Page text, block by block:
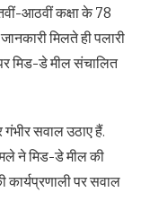
आठवीं कक्षा के 78
मिलते ही पलारी
मिड-डे मील संचालित
गंभीर सवाल उठाए हैं.
ने मिड-डे मील की
कार्यप्रणाली पर सवाल